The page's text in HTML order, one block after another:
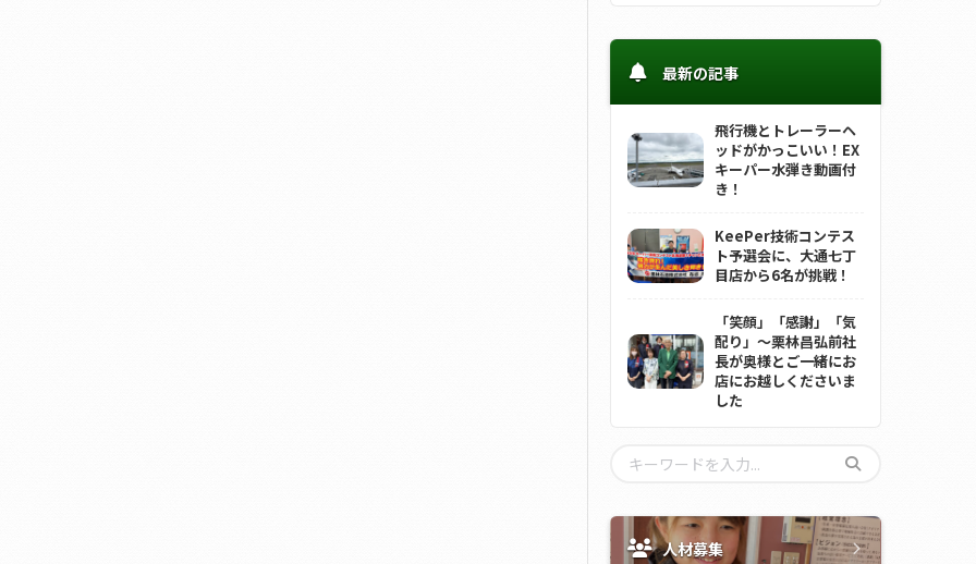
最新の記事
飛行機とトレーラーヘ
ッドがかっこいい！EX
キーパー水弾き動画付
き！
KeePer技術コンテス
ト予選会に、大通七丁
目店から6名が挑戦！
「笑顔」「感謝」「気
配り」～栗林昌弘前社
長が奥様とご一緒にお
店にお越しくださいま
した
人材募集